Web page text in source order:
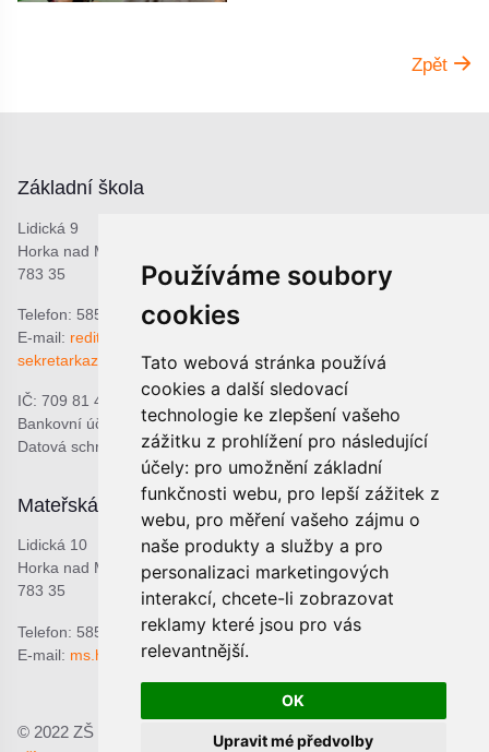
Používáme soubory
cookies
Tato webová stránka používá
cookies a další sledovací
technologie ke zlepšení vašeho
zážitku z prohlížení pro následující
účely: pro umožnění základní
funkčnosti webu, pro lepší zážitek z
webu, pro měření vašeho zájmu o
naše produkty a služby a pro
personalizaci marketingových
interakcí, chcete-li zobrazovat
reklamy které jsou pro vás
relevantnější.
OK
Upravit mé předvolby
Zpět
Základní škola
Lidická 9
Horka nad Moravou
783 35
Telefon: 585 378 047
E-mail: reditel@zshorka.cz
sekretarkazshorka@seznam.cz
IČ: 709 81 493
Bankovní účet: 1809609309/0800
Datová schránka: bjema48
Mateřská škola
Lidická 10
Horka nad Moravou
783 35
Telefon: 585 378 068
E-mail: ms.horka@seznam.cz
Školní jídelna
Lidická 9
Horka nad Moravou
783 35
Telefon: 601 537 678
© 2022 ZŠ a MŠ Horka nad Moravou, p.o.; Prohlášení o